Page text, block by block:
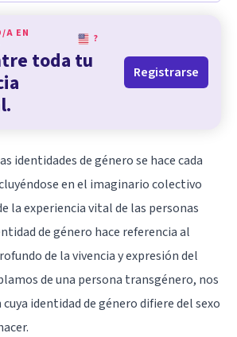
A EN
?
toda tu
Registrarse
identidades de género se hace cada
en el imaginario colectivo
la experiencia vital de las personas
de género hace referencia al
de la vivencia y expresión del
de una persona transgénero, nos
identidad de género difiere del sexo